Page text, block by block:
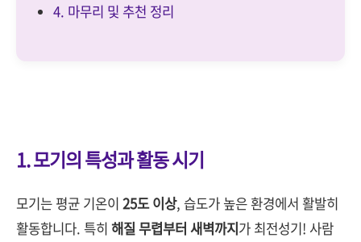
4. 마무리 및 추천 정리
1. 모기의 특성과 활동 시기
모기는 평균 기온이 25도 이상, 습도가 높은 환경에서 활발히
활동합니다. 특히 해질 무렵부터 새벽까지가 최전성기! 사람